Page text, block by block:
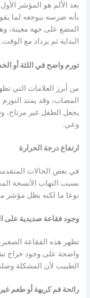
يعد الألم هو المؤشر
بأنه ضرسه بيوجعه لما
المضغ على جهة معينة،
البداية ثم يزداد مع الوقت.
تورم واضح في اللثة أو
من أبرز العلامات التي
المصاب، وقد يمتد التورم
يجعل الطفل غير مرتاح،
وعي.
ارتفاع درجة الحرارة
في بعض الحالات
بسبب التهاب الأنسجة
نوعا ما لكنه يظل مؤشر
وجود فقاعة صديدية على
تظهر هذه الفقاعة
واضحة على وجود خراج
الطبيب لأن المشكلة
رائحة فم كريهة أو طعم